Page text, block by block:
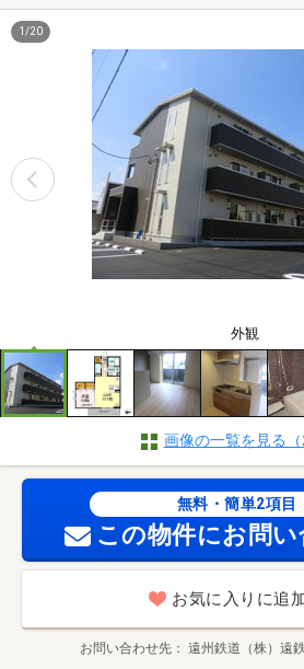
外観
1 /20
画像の一覧を見る（
無料・簡単2項目
この物件にお問
お気に入りに追
お問い合わせ先 遠州鉄道（株）遠